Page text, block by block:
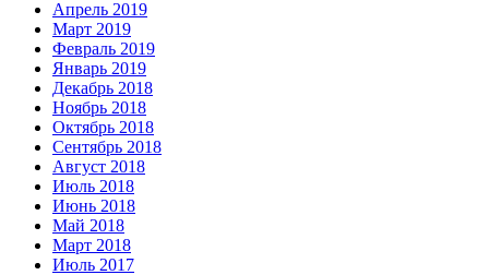
Апрель 2019
Март 2019
Февраль 2019
Январь 2019
Декабрь 2018
Ноябрь 2018
Октябрь 2018
Сентябрь 2018
Август 2018
Июль 2018
Июнь 2018
Май 2018
Март 2018
Июль 2017